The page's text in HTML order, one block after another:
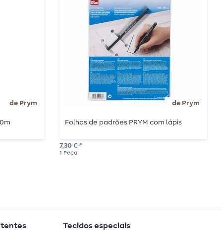
de Prym de Prym
Folhas de padrões PRYM com lápis
7,30 € *
1 Peça
Tecidos especiais